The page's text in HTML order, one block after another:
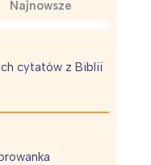
Najnowsze
cytatów z Biblii